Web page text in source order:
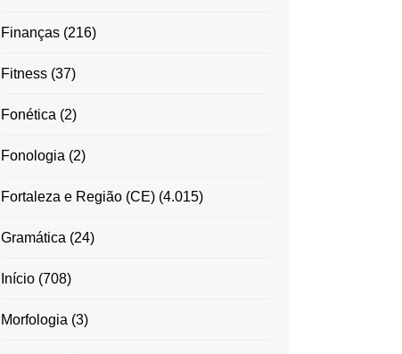
Finanças(216)
Fitness(37)
Fonética (2)
Fonologia (2)
Fortaleza e Região (CE)(4.015)
Gramática (24)
Início(708)
Morfologia (3)